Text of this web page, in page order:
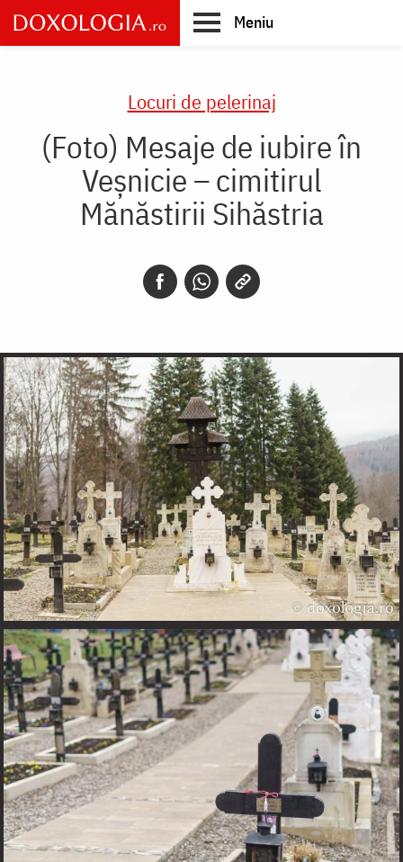
Skip
to
main
Meniu
Locuri de pelerinaj
(Foto) Mesaje de iubire în
Veșnicie – cimitirul
Mănăstirii Sihăstria